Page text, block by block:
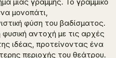
μονοπάτι,
φύση του βαδίσματος.
αντοχή με τις αρχές
ιδέας, προτείνοντας ένα
περιοχής του θεάτρου.